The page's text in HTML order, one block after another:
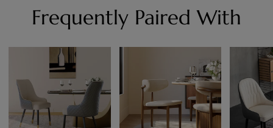
Frequently Paired With